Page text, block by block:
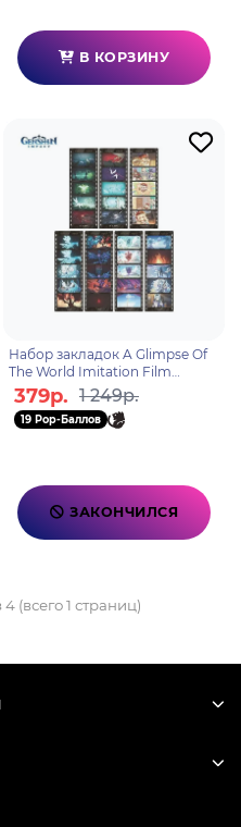
В КОРЗИНУ
Набор закладок A Glimpse Of
The World Imitation Film
Bookmark Set Mondstadt
6975213683545
379р. 1 249р.
19 Pop-Баллов
ЗАКОНЧИЛСЯ
(всего 1 страниц)